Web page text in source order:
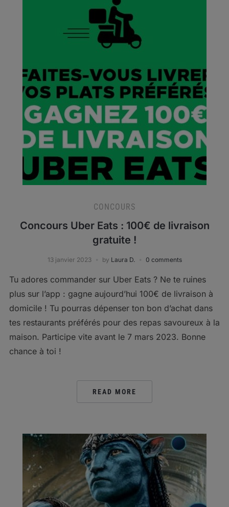
CONCOURS
Concours Uber Eats : 100€ de livraison
gratuite !
13 janvier 2023 by Laura D. 0 comments
Tu adores commander sur Uber Eats ? Ne te ruines
plus sur l’app : gagne aujourd’hui 100€ de livraison à
domicile ! Tu pourras dépenser ton bon d’achat dans
tes restaurants préférés pour des repas savoureux à la
maison. Participe vite avant le 7 mars 2023. Bonne
chance à toi !
READ MORE